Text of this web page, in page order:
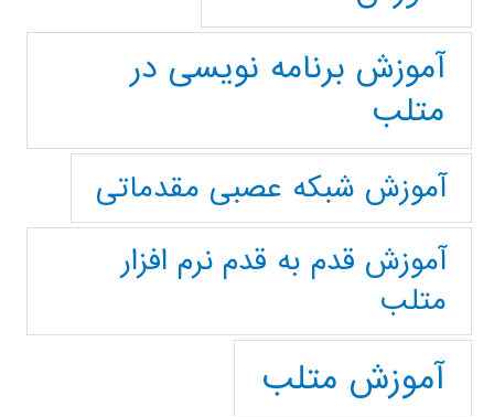
آموزش برنامه نویسی در
متلب
آموزش شبکه عصبی مقدماتی
آموزش قدم به قدم نرم افزار
متلب
آموزش متلب